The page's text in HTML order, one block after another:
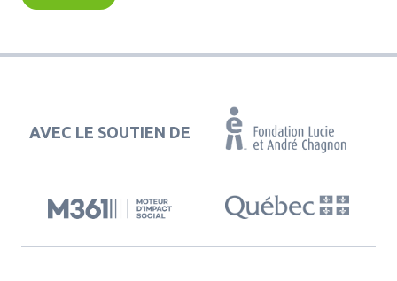
AVEC LE SOUTIEN DE